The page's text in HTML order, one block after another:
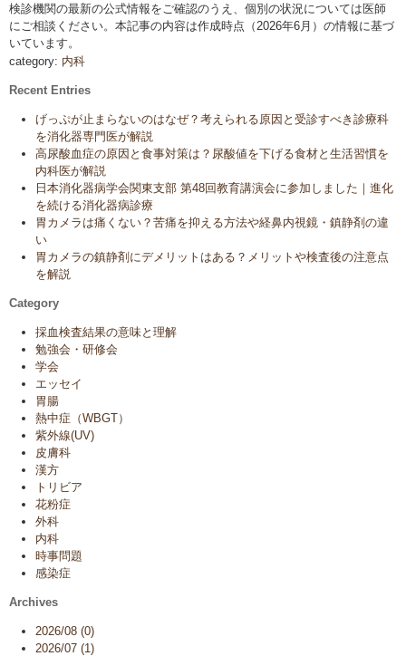
検診機関の最新の公式情報をご確認のうえ、個別の状況については医師
にご相談ください。本記事の内容は作成時点（2026年6月）の情報に基づ
いています。
category: 内科
Recent Entries
げっぷが止まらないのはなぜ？考えられる原因と受診すべき診療科
を消化器専門医が解説
高尿酸血症の原因と食事対策は？尿酸値を下げる食材と生活習慣を
内科医が解説
日本消化器病学会関東支部 第48回教育講演会に参加しました｜進化
を続ける消化器病診療
胃カメラは痛くない？苦痛を抑える方法や経鼻内視鏡・鎮静剤の違
い
胃カメラの鎮静剤にデメリットはある？メリットや検査後の注意点
を解説
Category
採血検査結果の意味と理解
勉強会・研修会
学会
エッセイ
胃腸
熱中症（WBGT）
紫外線(UV)
皮膚科
漢方
トリビア
花粉症
外科
内科
時事問題
感染症
Archives
2026/08 (0)
2026/07 (1)